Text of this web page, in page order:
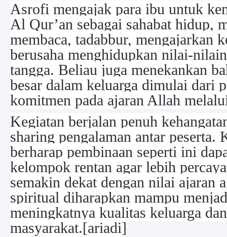
Asrofi mengajak para ibu untuk
Al Qur’an sebagai sahabat hidup,
membaca, tadabbur, mengajarkan
berusaha menghidupkan nilai-
tangga. Beliau juga menekankan
besar dalam keluarga dimulai dari
komitmen pada ajaran Allah
Kegiatan berjalan penuh
sharing pengalaman antar peserta.
berharap pembinaan seperti ini
kelompok rentan agar lebih
semakin dekat dengan nilai ajaran
spiritual diharapkan mampu
meningkatnya kualitas keluarga
masyarakat.[ariadi]